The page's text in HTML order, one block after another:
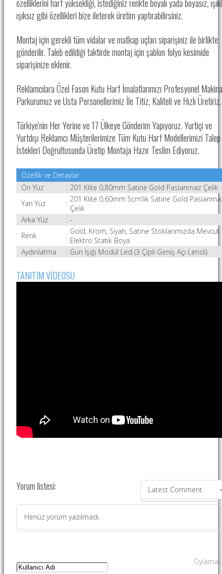
özelliklerini harf yüksekliği, istediğiniz renkte boyalı yada boyasız,
ışıksız gibi özellikleri bize ileterek üretim yaptırabilirsiniz.
Montaj için gerekli tüm vidalar ve matkap uçları siparişiniz ile birlikte
gönderilir. Taleb edildiği taktirde montaj için şablon folyo kesimide
siparişinize eklenir.
Reklamcılara Özel Fason Kutu Harf İmalatlarımızı Profesyonel Makina
Parkurumuz ve Usta Personellerimiz İle Titiz, Kaliteli ve Hızlı
Türkiye'nin Her Yerine ve 17 Ülkeye Gönderim Yapıyoruz. Yurtiçi ve
Yurtdışı Reklamcı Müşterilerimize Tüm Kutu Harf Modellerimizi
İstekleri Doğrultusunda Üretip Montaja Hazır Teslim Ediyoruz.
Özellik ve Detaylar
Ön Yüz
: 201 Klite 0,80mm Satine Gold Paslanmaz Çelik
Yan Yüz
: 201 Klite 0,60mm 5cm’lik Satine Gold
Çelik
Arka Yüz
: -
Renk
: Gold, Krom, Siyah, Satine Stoklarımızda Mevcut
Elektro Statik Boya
Aydınlatma
: Gün Işığı Modül Led (3 Çipli Geniş Açı Lensli)
TANITIM VİDEOSU
Latest Comment
Yorum listesi:
Henüz yorum yazılmadı.
Oylama (